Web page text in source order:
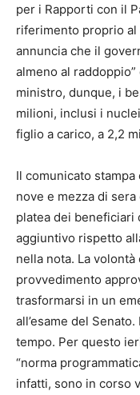
per i Rapporti con il
riferimento proprio al
annuncia che il
almeno al
ministro, dunque, i
milioni, inclusi i
figlio a carico, a 2,2
Il comunicato
nove e mezza di
platea dei beneficiari
aggiuntivo rispetto
nella nota. La volontà
provvedimento
trasformarsi in un
all’esame del
tempo. Per questo
“norma
infatti, sono in corso